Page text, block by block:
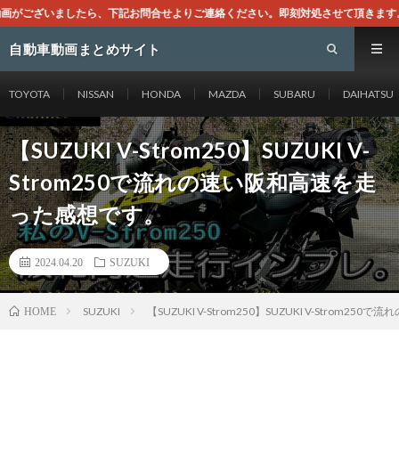
よりご連絡ください。即刻対処させて頂きます。なお、同サイトはGoogleア
自動車動画まとめサイト
TOYOTA NISSAN HONDA MAZDA SUBARU DAIHATSU
【SUZUKI V-Strom250】SUZUKI V-
Strom250で流れの速い阪和高速を走
った感想です。
2024.04.20 SUZUKI
HOME SUZUKI 【SUZUKI V-Strom250】SUZUKI V-Strom250で流